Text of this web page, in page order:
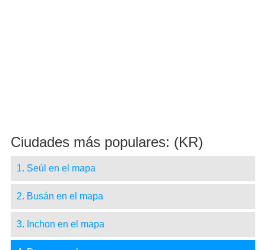
Ciudades más populares: (KR)
1. Seúl en el mapa
2. Busán en el mapa
3. Inchon en el mapa